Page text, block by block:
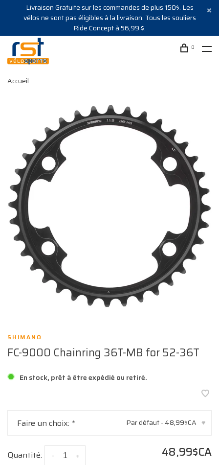
Livraison Gratuite sur les commandes de plus 150$. Les
vélos ne sont pas éligibles à la livraison. Tous les souliers
Ride Concept à 56,99 $.
0
Accueil
SHIMANO
FC-9000 Chainring 36T-MB for 52-36T
En stock, prêt à être expédié ou retiré.
Faire un choix: * Par défaut - 48,99$CA ▾
Quantité: +
- 48,99$CA